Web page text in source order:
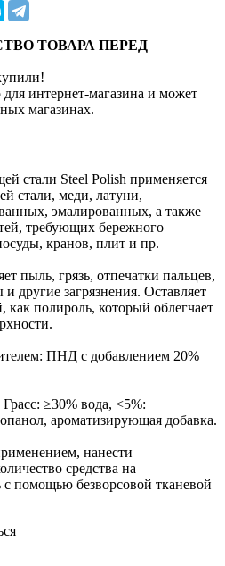
ТОВАРА ПЕРЕД
интернет-магазина и может
магазинах.
стали Steel Polish применяется
стали, меди, латуни,
эмалированных, а также
требующих бережного
кранов, плит и пр.
пыль, грязь, отпечатки пальцев,
другие загрязнения. Оставляет
полироль, который облегчает
ПНД с добавлением 20%
≥30% вода, <5%:
ароматизирующая добавка.
нанести
средства на
с помощью безворсовой тканевой